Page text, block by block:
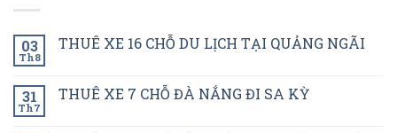
03
Th8
THUÊ XE 16 CHỖ DU LỊCH TẠI QUẢNG NGÃI
31
Th7
THUÊ XE 7 CHỖ ĐÀ NẮNG ĐI SA KỲ